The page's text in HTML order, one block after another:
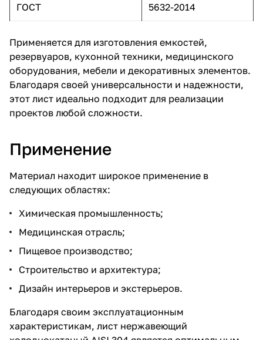
ГОСТ 5632-2014
Применяется для изготовления емкостей,
резервуаров, кухонной техники, медицинского
оборудования, мебели и декоративных элементов.
Благодаря своей универсальности и надежности,
этот лист идеально подходит для реализации
проектов любой сложности.
Применение
Материал находит широкое применение в
следующих областях:
Химическая промышленность;
Медицинская отрасль;
Пищевое производство;
Строительство и архитектура;
Дизайн интерьеров и экстерьеров.
Благодаря своим эксплуатационным
характеристикам, лист нержавеющий